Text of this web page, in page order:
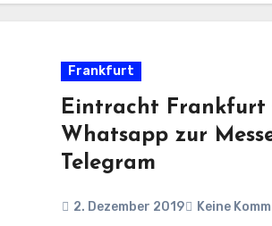
Frankfurt
Eintracht Frankfurt
Whatsapp zur
Telegram
2. Dezember 2019 Keine